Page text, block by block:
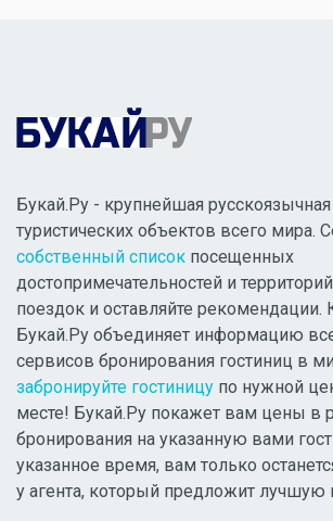
Букай.Ру - крупнейшая
туристических объектов всего мира.
собственный список посещенных
достопримечательностей и
поездок и оставляйте рекомендации.
Букай.Ру объединяет информацию
сервисов бронирования гостиниц в
забронируйте гостиницу по нужной
месте! Букай.Ру покажет вам цены в
бронирования на указанную вами
указанное время, вам только
у агента, который предложит лучшую